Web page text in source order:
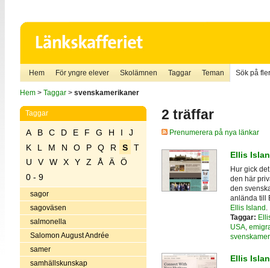
Hem För yngre elever Skolämnen Taggar Teman Sök på
Hem> Taggar> svenskamerikaner
Taggar
A B C D E F G H I
J
K
L M N O P Q R S
T
U
V W X Y Z Å Ä
Ö
0 - 9
sagor
sagoväsen
salmonella
Salomon August Andrée
samer
samhällskunskap
2 träffar
Prenumerera på nya länkar
Ellis
Hur gick
den här
den
anlända till
Ellis Island
Taggar:
USA,
Ellis